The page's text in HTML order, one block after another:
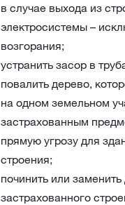
в случае выхода из
электросистемы –
возгорания;
устранить засор в
повалить дерево,
на одном земельном
застрахованным
прямую угрозу для
строения;
починить или
застрахованного